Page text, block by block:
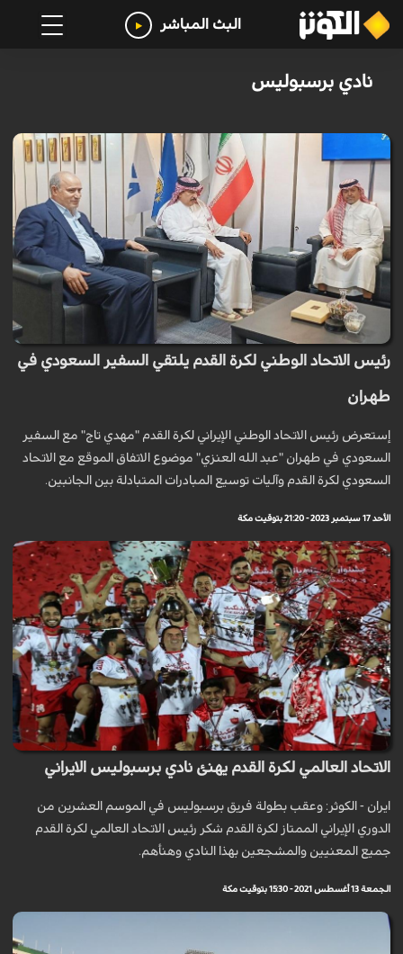
البث المباشر
نادي برسبوليس
رئيس الاتحاد الوطني لكرة القدم يلتقي السفير السعودي في
طهران
إستعرض رئيس الاتحاد الوطني الإيراني لكرة القدم "مهدي تاج" مع السفير
السعودي في طهران "عبد الله العنزي" موضوع الاتفاق الموقع مع الاتحاد
السعودي لكرة القدم وآليات توسيع المبادرات المتبادلة بين الجانبين.
الأحد 17 سبتمبر 2023 - 21:20 بتوقيت مكة
الاتحاد العالمي لكرة القدم يهنئ نادي برسبوليس الايراني
ايران - الكوثر: وعقب بطولة فريق برسبوليس في الموسم العشرين من
الدوري الإيراني الممتاز لكرة القدم شكر رئيس الاتحاد العالمي لكرة القدم
جميع المعنيين والمشجعين بهذا النادي وهنأهم.
الجمعة 13 أغسطس 2021 - 15:30 بتوقيت مكة